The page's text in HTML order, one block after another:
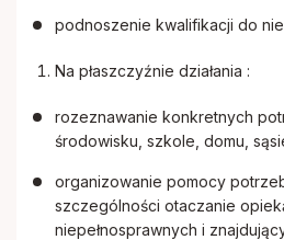
podnoszenie kwalifikacji do
Na płaszczyźnie działania :
rozeznawanie konkretnych
środowisku, szkole, domu,
organizowanie pomocy
szczególności otaczanie
niepełnosprawnych i